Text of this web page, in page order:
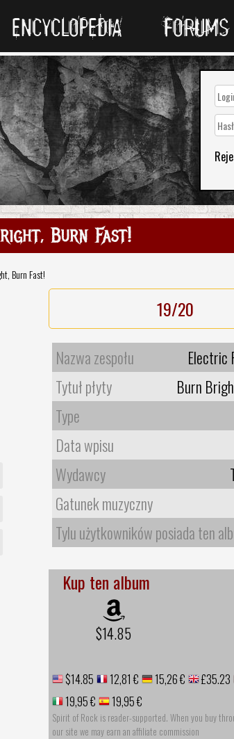
ENCYCLOPEDIA FORUMS
Burn Fast!
Burn Fast!
19/20
Nazwa zespołu
Electric
Tytuł płyty
Burn
Type
Data wpisu
Wydawcy
Gatunek muzyczny
Tylu użytkowników posiada ten
Kup ten album
$14.85
$14.85 12,81 € 15,26 € £35.23
19,95 €
19,95 €
Spirit of Rock is reader-supported. When you buy
our site we may earn an affiliate commission